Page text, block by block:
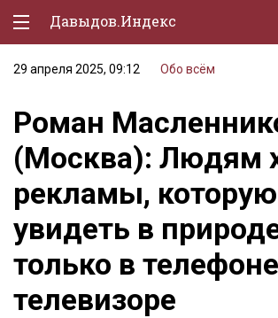
Давыдов.Индекс
Политическая жизнь
Экономика
Природа
Образование
Спорт
Культура
Lifestyle
29 апреля 2025, 09:12 Обо всём
Роман
(Москва): Людям
рекламы,
увидеть в
только в
телевизоре